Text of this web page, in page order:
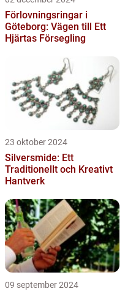
Förlovningsringar i
Göteborg: Vägen till Ett
Hjärtas Försegling
23 oktober 2024
Silversmide: Ett
Traditionellt och Kreativt
Hantverk
09 september 2024